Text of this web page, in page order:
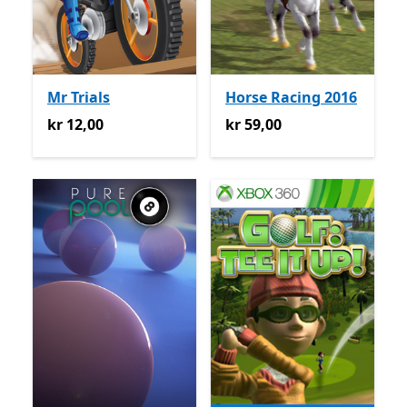
Mr Trials
kr 12,00
kr 12,00
Horse Racing 2016
kr 59,00
kr 59,00